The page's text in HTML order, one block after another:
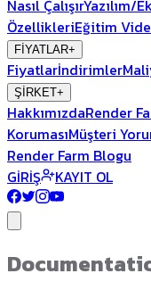
Nasıl ÇalışırYazılım/
ÖzellikleriEğitim
FİYATLAR+
Fiyatlarİndirimler
ŞİRKET+
HakkımızdaRender
KorumasıMüşteri
Render Farm Blogu
GİRİŞ
KAYIT OL